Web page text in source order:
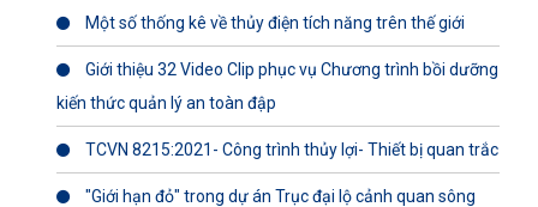
Một số thống kê về thủy điện tích năng trên thế giới
Giới thiệu 32 Video Clip phục vụ Chương trình bồi dưỡng
kiến thức quản lý an toàn đập
TCVN 8215:2021- Công trình thủy lợi- Thiết bị quan trắc
"Giới hạn đỏ" trong dự án Trục đại lộ cảnh quan sông